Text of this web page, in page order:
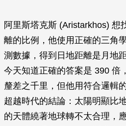
阿里斯塔克斯 (Aristarkhos) 想
離的比例，他使用正確的三角
測數據，得到日地距離是月地
今天知道正確的答案是 390 倍
釐差之千里，但他用符合邏輯
超越時代的結論：太陽明顯比
的天體繞著地球轉不太合理，